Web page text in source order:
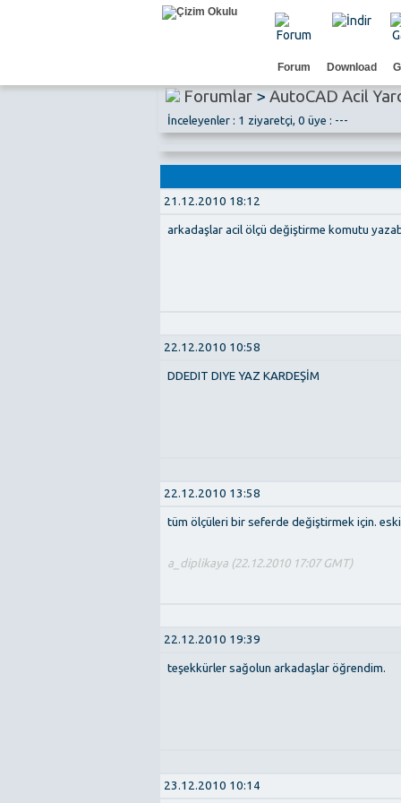
Forum Download
Forumlar> AutoCAD Acil
İnceleyenler : 1 ziyaretçi, 0 üye : ---
21.12.2010 18:12
arkadaşlar acil ölçü değiştirme komutu
22.12.2010 10:58
DDEDIT DIYE YAZ KARDEŞİM
22.12.2010 13:58
tüm ölçüleri bir seferde değiştirmek için.
a_diplikaya (22.12.2010 17:07 GMT)
22.12.2010 19:39
teşekkürler sağolun arkadaşlar öğrendim.
23.12.2010 10:14